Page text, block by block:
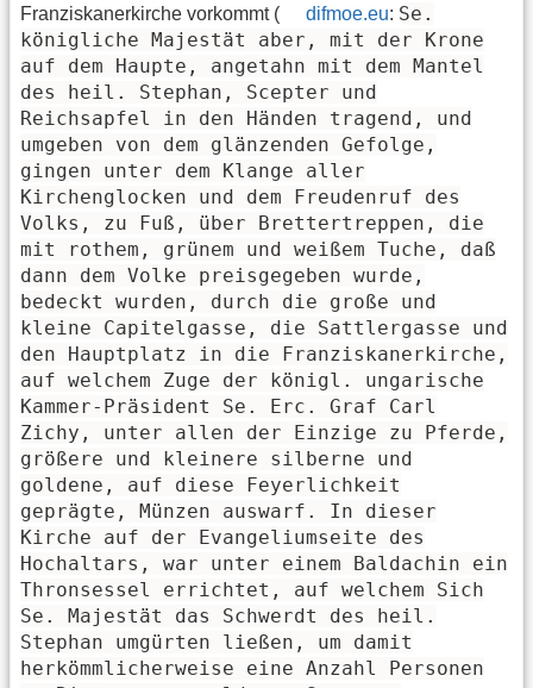
Franziskanerkirche vorkommt (
difmoe.eu: Se.
königliche Majestät aber, mit der Krone
auf dem Haupte, angetahn mit dem Mantel
des heil. Stephan, Scepter und
Reichsapfel in den Händen tragend, und
umgeben von dem glänzenden Gefolge,
gingen unter dem Klange aller
Kirchenglocken und dem Freudenruf des
Volks, zu Fuß, über Brettertreppen, die
mit rothem, grünem und weißem Tuche, daß
dann dem Volke preisgegeben wurde,
bedeckt wurden, durch die große und
kleine Capitelgasse, die Sattlergasse und
den Hauptplatz in die Franziskanerkirche,
auf welchem Zuge der königl. ungarische
Kammer-Präsident Se. Erc. Graf Carl
Zichy, unter allen der Einzige zu Pferde,
größere und kleinere silberne und
goldene, auf diese Feyerlichkeit
geprägte, Münzen auswarf. In dieser
Kirche auf der Evangeliumseite des
Hochaltars, war unter einem Baldachin ein
Thronsessel errichtet, auf welchem Sich
Se. Majestät das Schwerdt des heil.
Stephan umgürten ließen, um damit
herkömmlicherweise eine Anzahl Personen